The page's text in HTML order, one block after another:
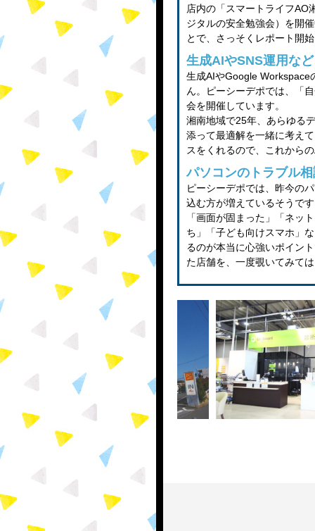
店内の「スマートライフAO
ジタルの安全勉強会）を開
とで、さっそくレポート開
生成AIやSNS運用な
生成AIやGoogle Workspace
ん。ピーシーデポでは、「
会を開催しています。
湘南地域で25年、あらゆる
添って最適解を一緒に考え
スをくれるので、これから
パソコンのトラブル
ピーシーデポでは、昨今の
込む方が増えているそうで
「画面が固まった」「ネッ
ち」「子ども向けスマホ」
るのが本当に心強いポイン
た店舗を、一度覗いてみて